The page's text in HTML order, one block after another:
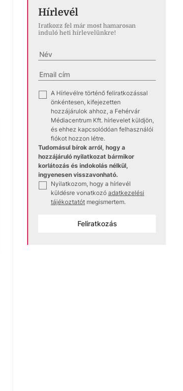
Horváth Reni
Hírlevél
Iratkozz fel már most hamarosan
induló heti hírlevelünkre!
✓
A Hírlevélre történő feliratkozással
önkéntesen, kifejezetten
hozzájárulok ahhoz, a Fehérvár
Médiacentrum Kft. hírlevelet küldjön,
és ehhez kapcsolódóan felhasználói
fiókot hozzon létre.
Tudomásul bírok arról, hogy a
hozzájáruló nyilatkozat bármikor
korlátozás és indokolás nélkül,
ingyenesen visszavonható.
✓
Nyilatkozom, hogy a hírlevél
küldésre vonatkozó adatkezelési
tájékoztatót megismertem.
Feliratkozás